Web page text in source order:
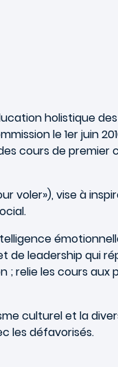
holistique
le 1er juin
cours de
voler»), vise à
leadership qui
relie les cours aux
culturel et la
les défavorisés.